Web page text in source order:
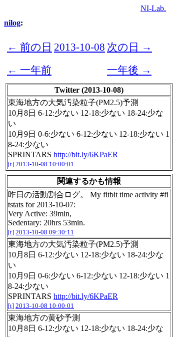
NI-Lab.
nilog:
← 前の日 2013-10-08 次の日 →
← 一年前
一年後 →
Twitter (2013-10-08)
東海地方の大気汚染粒子(PM2.5)予測
10月8日 6-12:少ない 12-18:少ない 18-24:少な
い
10月9日 0-6:少ない 6-12:少ない 12-18:少ない 1
8-24:少ない
SPRINTARS http://bit.ly/6KPaER
[t] 2013-10-08 10:00:01
関連するかも情報
昨日の活動割合ログ。 My fitbit time activity #fi
tstats for 2013-10-07:
Very Active: 39min,
Sedentary: 20hrs 53min.
[t] 2013-10-08 09:30:11
東海地方の大気汚染粒子(PM2.5)予測
10月8日 6-12:少ない 12-18:少ない 18-24:少な
い
10月9日 0-6:少ない 6-12:少ない 12-18:少ない 1
8-24:少ない
SPRINTARS http://bit.ly/6KPaER
[t] 2013-10-08 10:00:01
東海地方の黄砂予測
10月8日 6-12:少ない 12-18:少ない 18-24:少な